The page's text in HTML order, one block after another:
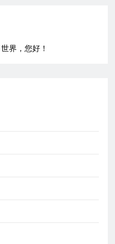
世界，您好！